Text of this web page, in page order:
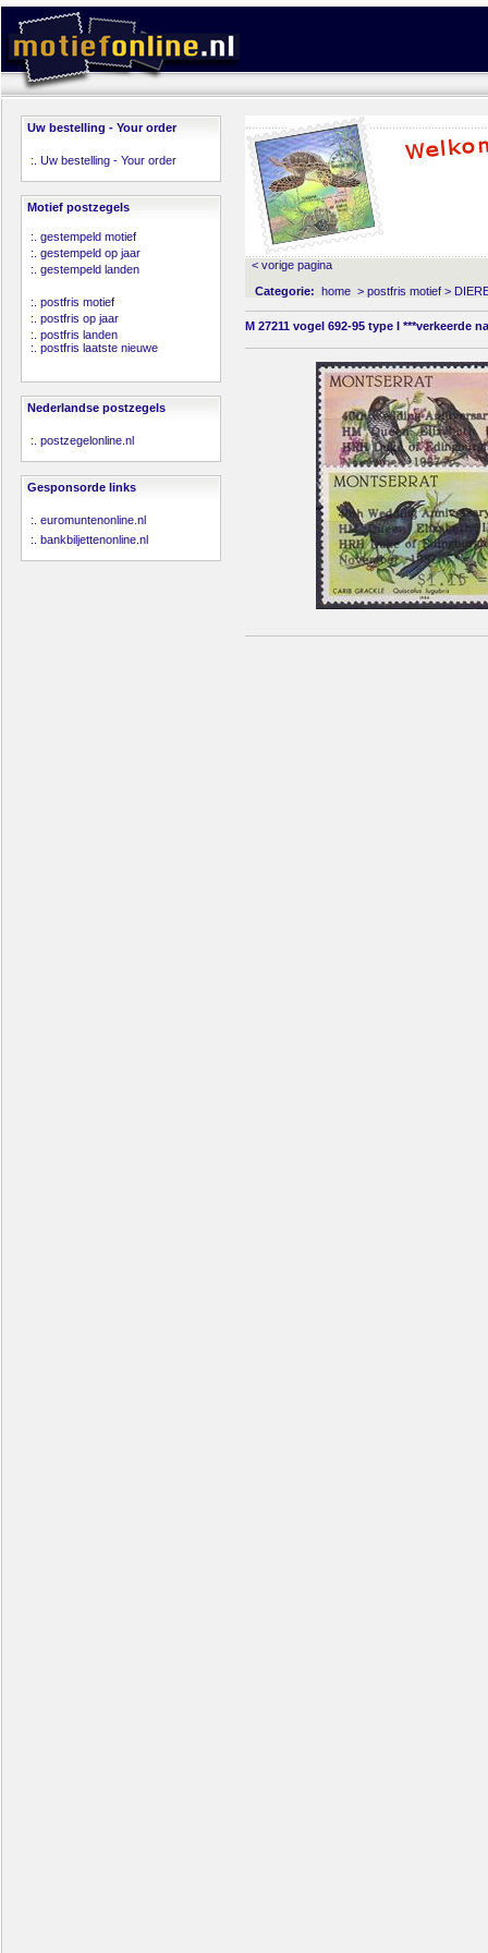
Uw bestelling - Your order
:. Uw bestelling - Your order
Motief postzegels
:. gestempeld motief
:. gestempeld op jaar
:. gestempeld landen
:. postfris motief
:. postfris op jaar
:. postfris landen
:. postfris laatste nieuwe
Nederlandse postzegels
:. postzegelonline.nl
Gesponsorde links
:. euromuntenonline.nl
:. bankbiljettenonline.nl
< vorige pagina
Categorie: home > postfris motief >
M 27211 vogel 692-95 type I ***verkeerde